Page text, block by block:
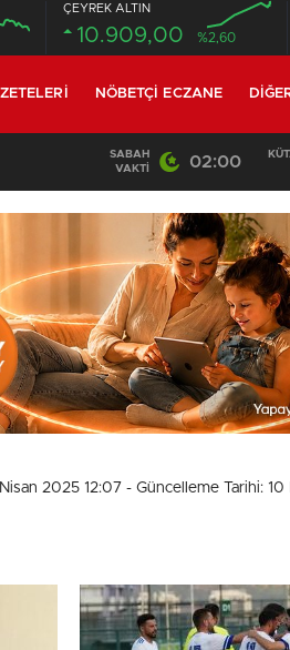
ÇEYREK ALTIN
10.909,00 %2,60
NÖBETÇI ECZANE
02:03 /
SABAH
VAKTI
02:00
2025 12:07 - Güncelleme Tarihi: